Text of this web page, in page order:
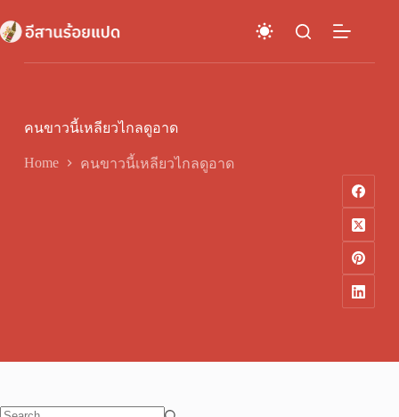
to
content
คนขาวนี้เหลียวไกลดูอาด
Home คนขาวนี้เหลียวไกลดูอาด